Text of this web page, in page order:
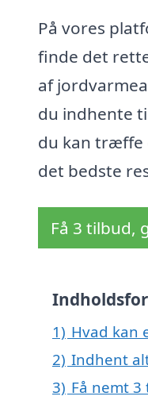
På vores
finde det
af
du indhente
du kan træffe
det bedste
Få 3 tilbud,
1) Hvad kan
2) Indhent
3) Få nemt